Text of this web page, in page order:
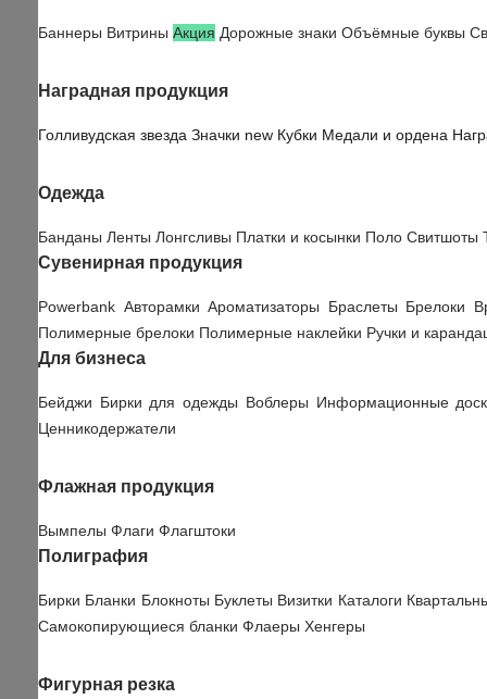
Баннеры Витрины Акция Дорожные знаки Объёмные буквы
Наградная продукция
Голливудская звезда Значки new Кубки Медали и ордена
Одежда
Банданы Ленты Лонгсливы Платки и косынки Поло Свитшоты
Сувенирная продукция
Powerbank АвторамкиАроматизаторы Браслеты Брелоки
Полимерные брелоки Полимерные наклейки Ручки и
Для бизнеса
Бейджи Бирки для одежды Воблеры Информационные
Ценникодержатели
Флажная продукция
Вымпелы Флаги Флагштоки
Полиграфия
Бирки Бланки Блокноты Буклеты Визитки Каталоги
Самокопирующиеся бланки Флаеры Хенгеры
Фигурная резка